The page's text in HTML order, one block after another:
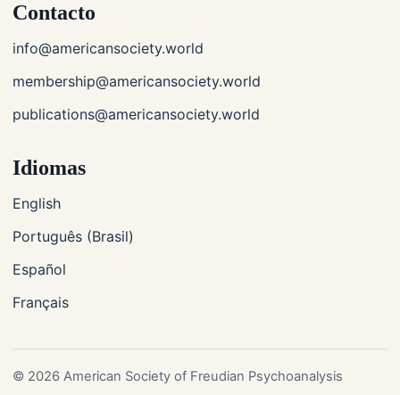
Contacto
info@americansociety.world
membership@americansociety.world
publications@americansociety.world
Idiomas
English
Português (Brasil)
Español
Français
© 2026 American Society of Freudian Psychoanalysis